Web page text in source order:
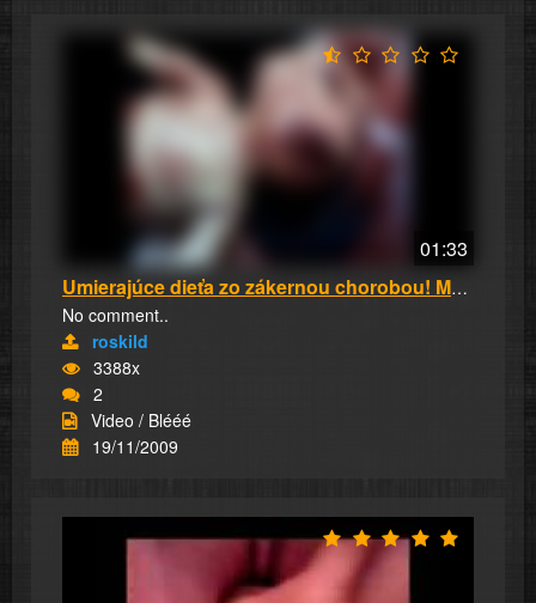
01:33
Umierajúce dieťa zo zákernou chorobou! Mamičk...
No comment..
roskild
3388x
2
Video / Blééé
19/11/2009